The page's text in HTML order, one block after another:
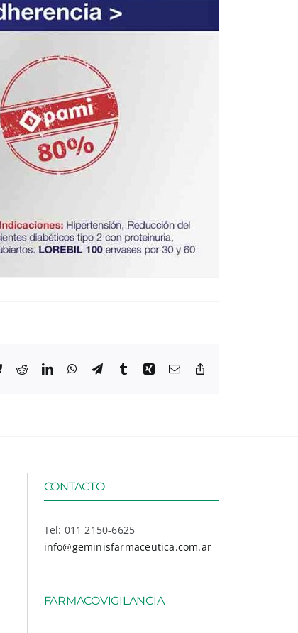
BlueskyRedditLinkedInWhatsApp
TelegramTumblrXing Email
CONTACTO
Tel: 011 2150-6625
info@geminisfarmaceutica.com.ar
FARMACOVIGILANCIA